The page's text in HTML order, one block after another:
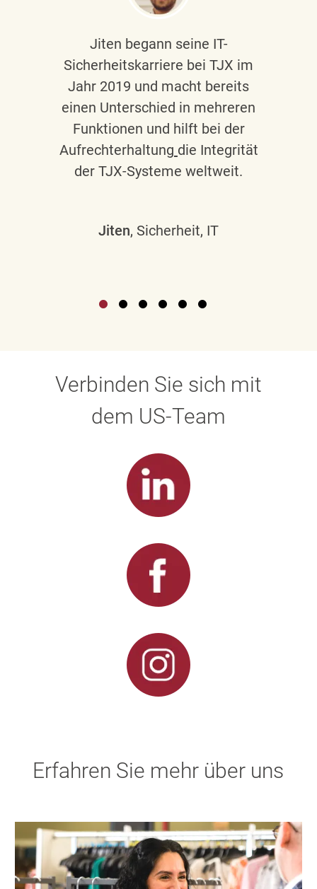
Jiten begann seine IT-
Sicherheitskarriere bei TJX im
Jahr 2019 und macht bereits
einen Unterschied in mehreren
Funktionen und hilft bei der
Aufrechterhaltung die Integrität
der TJX-Systeme weltweit.
Jiten, Sicherheit, IT
Verbinden Sie sich mit
dem US-Team
Erfahren Sie mehr über uns